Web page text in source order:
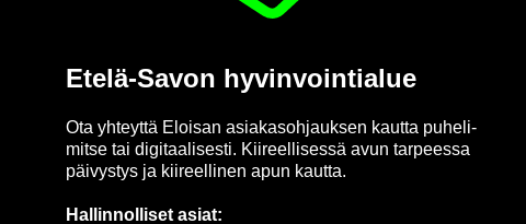
Etelä-​Savon hy­vin­voin­tia­lue
Ota yh­teyt­tä Eloi­san asia­kas­oh­jauk­sen kaut­ta pu­he­li­
mit­se tai di­gi­taa­li­ses­ti. Kii­reel­li­ses­sä avun tar­pees­sa
päi­vys­tys ja kii­reel­li­nen apun kaut­ta.
Hal­lin­nol­li­set asiat: